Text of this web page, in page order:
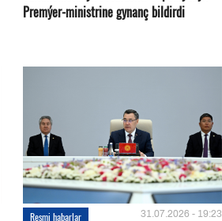
Premýer-ministrine gynanç bildirdi
Resmi habarlar 31.07.2026 - 19:23